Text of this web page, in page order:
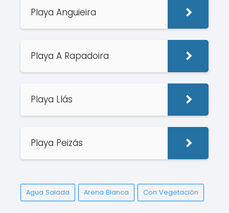
Playa Anguieira
Playa A Rapadoira
Playa Llás
Playa Peizás
Agua Salada Arena Blanca Con Vegetación